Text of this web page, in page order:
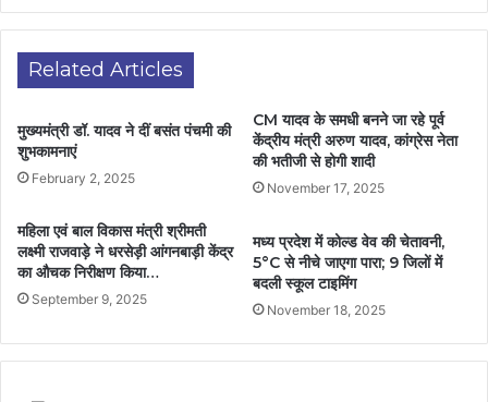
Related Articles
मुख्यमंत्री डॉ. यादव ने दीं बसंत पंचमी की
शुभकामनाएं
February 2, 2025
CM यादव के समधी बनने जा रहे पूर्व
केंद्रीय मंत्री अरुण यादव, कांग्रेस नेता
की भतीजी से होगी शादी
November 17, 2025
महिला एवं बाल विकास मंत्री श्रीमती
लक्ष्मी राजवाड़े ने धरसेड़ी आंगनबाड़ी केंद्र
का औचक निरीक्षण किया…
September 9, 2025
मध्य प्रदेश में कोल्ड वेव की चेतावनी,
5°C से नीचे जाएगा पारा; 9 जिलों में
बदली स्कूल टाइमिंग
November 18, 2025